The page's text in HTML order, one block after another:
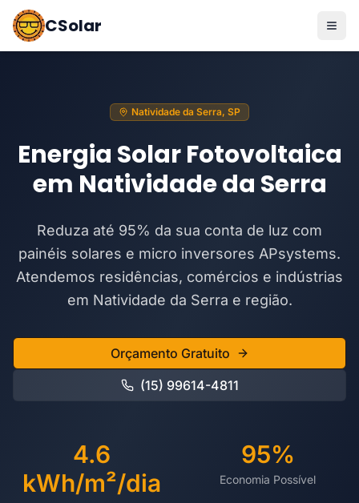
CSolar
Natividade da Serra, SP
Energia Solar Fotovoltaica
em Natividade da Serra
Reduza até 95% da sua conta de luz com
painéis solares e micro inversores APsystems.
Atendemos residências, comércios e indústrias
em Natividade da Serra e região.
Orçamento Gratuito
(15) 99614-4811
4.6
kWh/m²/dia
95%
Economia Possível